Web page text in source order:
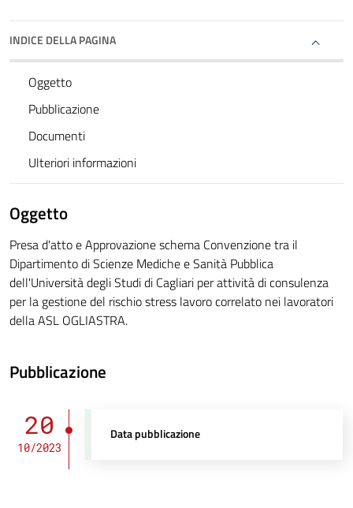
INDICE DELLA PAGINA
Oggetto
Pubblicazione
Documenti
Ulteriori informazioni
Oggetto
Presa d'atto e Approvazione schema Convenzione tra il
Dipartimento di Scienze Mediche e Sanità Pubblica
dell'Università degli Studi di Cagliari per attività di consulenza
per la gestione del rischio stress lavoro correlato nei lavoratori
della ASL OGLIASTRA.
Pubblicazione
20
10/2023
Data pubblicazione